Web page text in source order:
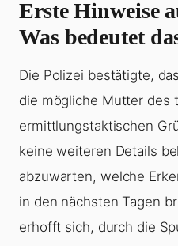
Erste Hinweise
Was bedeutet
Die Polizei bestätigte,
die mögliche Mutter des
ermittlungstaktischen
keine weiteren Details
abzuwarten, welche
in den nächsten Tagen
erhofft sich, durch die